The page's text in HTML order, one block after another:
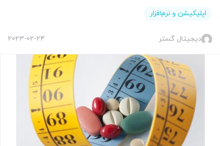
اپلیکیشن و نرم‌افزار
دیجیتال گستر 2023-02-24